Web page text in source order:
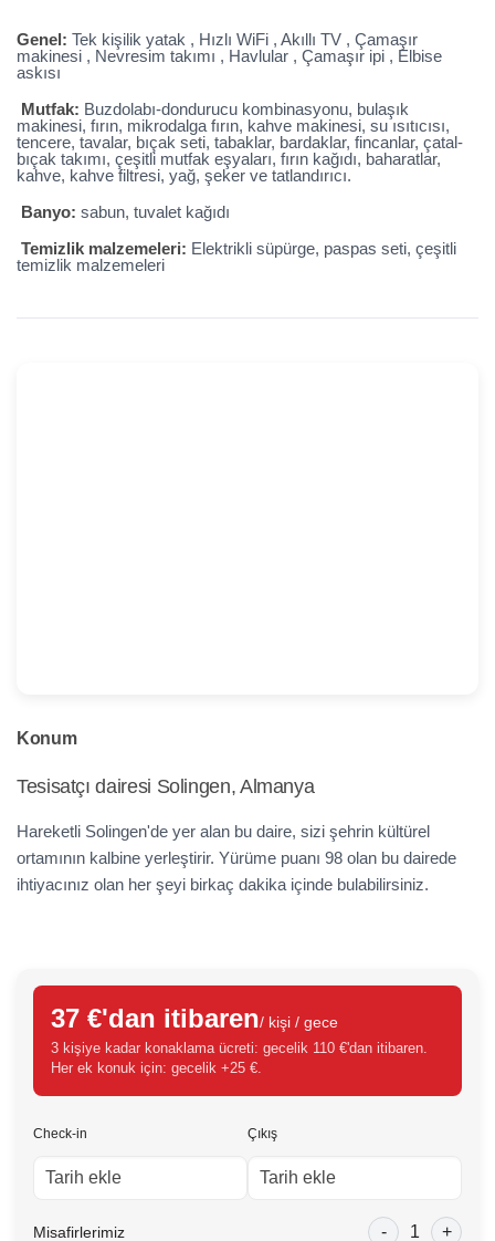
Genel: Tek kişilik yatak , Hızlı WiFi , Akıllı TV , Çamaşır
makinesi , Nevresim takımı , Havlular , Çamaşır ipi , Elbise
askısı
Mutfak: Buzdolabı-dondurucu kombinasyonu, bulaşık
makinesi, fırın, mikrodalga fırın, kahve makinesi, su ısıtıcısı,
tencere, tavalar, bıçak seti, tabaklar, bardaklar, fincanlar, çatal-
bıçak takımı, çeşitli mutfak eşyaları, fırın kağıdı, baharatlar,
kahve, kahve filtresi, yağ, şeker ve tatlandırıcı.
Banyo: sabun, tuvalet kağıdı
Temizlik malzemeleri: Elektrikli süpürge, paspas seti, çeşitli
temizlik malzemeleri
Konum
Tesisatçı dairesi Solingen, Almanya
Hareketli Solingen'de yer alan bu daire, sizi şehrin kültürel
ortamının kalbine yerleştirir. Yürüme puanı 98 olan bu dairede
ihtiyacınız olan her şeyi birkaç dakika içinde bulabilirsiniz.
37 €'dan itibaren/ kişi / gece
3 kişiye kadar konaklama ücreti: gecelik 110 €'dan itibaren.
Her ek konuk için: gecelik +25 €.
Check-in Çıkış
Misafirlerimiz - 1 +